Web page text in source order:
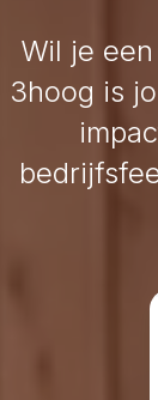
Wil je
3hoog is